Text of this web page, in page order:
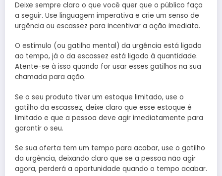
Deixe sempre claro o que você quer que o público faça
a seguir. Use linguagem imperativa e crie um senso de
urgência ou escassez para incentivar a ação imediata.
O estímulo (ou gatilho mental) da urgência está ligado
ao tempo, já o da escassez está ligado à quantidade.
Atente-se à isso quando for usar esses gatilhos na sua
chamada para ação.
Se o seu produto tiver um estoque limitado, use o
gatilho da escassez, deixe claro que esse estoque é
limitado e que a pessoa deve agir imediatamente para
garantir o seu.
Se sua oferta tem um tempo para acabar, use o gatilho
da urgência, deixando claro que se a pessoa não agir
agora, perderá a oportunidade quando o tempo acabar.